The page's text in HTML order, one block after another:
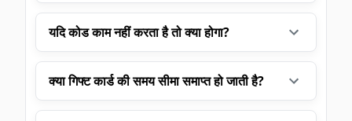
यदि कोड काम नहीं करता है तो क्या होगा?
क्या गिफ्ट कार्ड की समय सीमा समाप्त हो जाती है?